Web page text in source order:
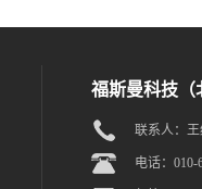
福斯曼科技（
联系人：王
电话：010-